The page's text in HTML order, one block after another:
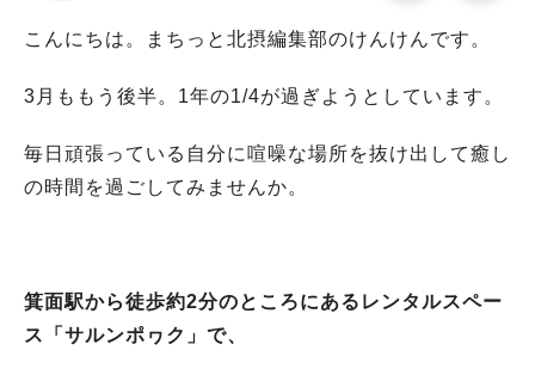
こんにちは。まちっと北摂編集部のけんけんです。
3月ももう後半。1年の1/4が過ぎようとしています。
毎日頑張っている自分に喧噪な場所を抜け出して癒し
の時間を過ごしてみませんか。
箕面駅から徒歩約2分のところにあるレンタルスペー
ス「サルンポヮク」で、